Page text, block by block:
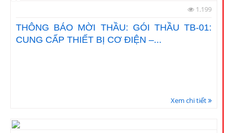
1.199
THÔNG BÁO MỜI THẦU: GÓI THẦU TB-01:
CUNG CẤP THIẾT BỊ CƠ ĐIỆN –...
Xem chi tiết